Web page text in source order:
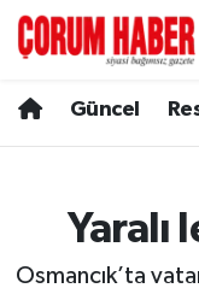
Güncel
Yaralı
Osmancık’ta
Spor
Resmi İlanlar
Alaca
Hava Durumu
Çorum
Trafik